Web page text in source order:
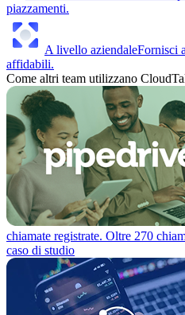
piazzamenti.
A livello aziendaleFornisci
affidabili.
Come altri team utilizzano
chiamate registrate. Oltre 270
caso di studio